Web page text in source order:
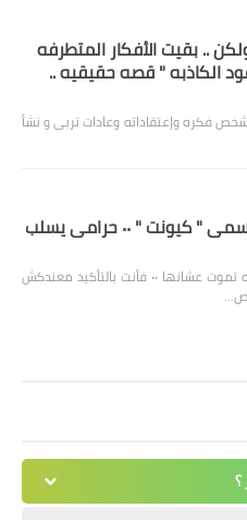
.. بقيت الأفكار المتطرفه
الكاذبه " قصه حقيقيه ..
فكره وإعتقاداته وعادات تربى و نشأ
إحترس من وهم يسمى " كيونت " ٠٠ حرامى يسلب
بقلم : زكى عرفه ‎إذا ما كانش عندك حاجه تموت عشانها ٠٠ فأنت بالتأكيد معندكش
؟